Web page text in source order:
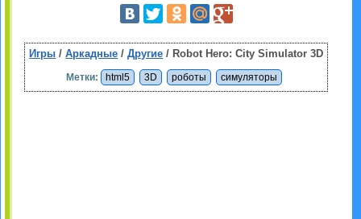
Игры /Аркадные /Другие / Robot Hero: City Simulator 3D
Метки: html5 3D роботы симуляторы